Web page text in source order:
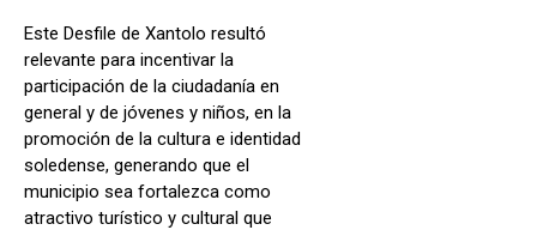
Este Desfile de Xantolo resultó
relevante para incentivar la
participación de la ciudadanía en
general y de jóvenes y niños, en la
promoción de la cultura e identidad
soledense, generando que el
municipio sea fortalezca como
atractivo turístico y cultural que